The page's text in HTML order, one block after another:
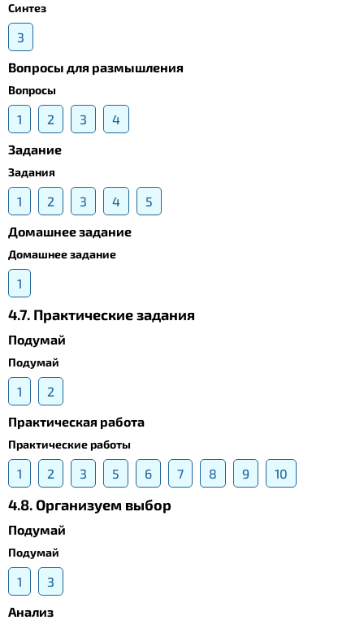
Синтез
3
Вопросы для размышления
Вопросы
1 2 3
4
Задание
Задания
1 2 3 4
5
Домашнее задание
Домашнее задание
1
4.7. Практические задания
Подумай
Подумай
1
2
Практическая работа
Практические работы
1 2 3 5 6 7 8 9 10
4.8. Организуем выбор
Подумай
Подумай
1
3
Анализ